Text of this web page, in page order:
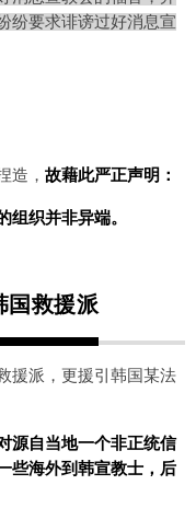
纷要求诽谤过好消息宣
造， 故藉此严正声明：
组织并非异端。
国救援派
援派，更援引韩国某法
源自当地一个非正统信
些海外到韩宣教士，后